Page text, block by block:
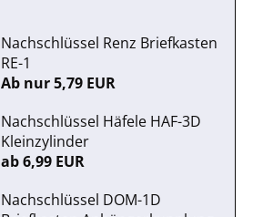
Nachschlüssel Renz Briefkasten
RE-1
Ab nur 5,79 EUR
Nachschlüssel Häfele HAF-3D
Kleinzylinder
ab 6,99 EUR
Nachschlüssel DOM-1D